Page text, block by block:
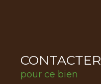
CONTACTER
pour ce bien